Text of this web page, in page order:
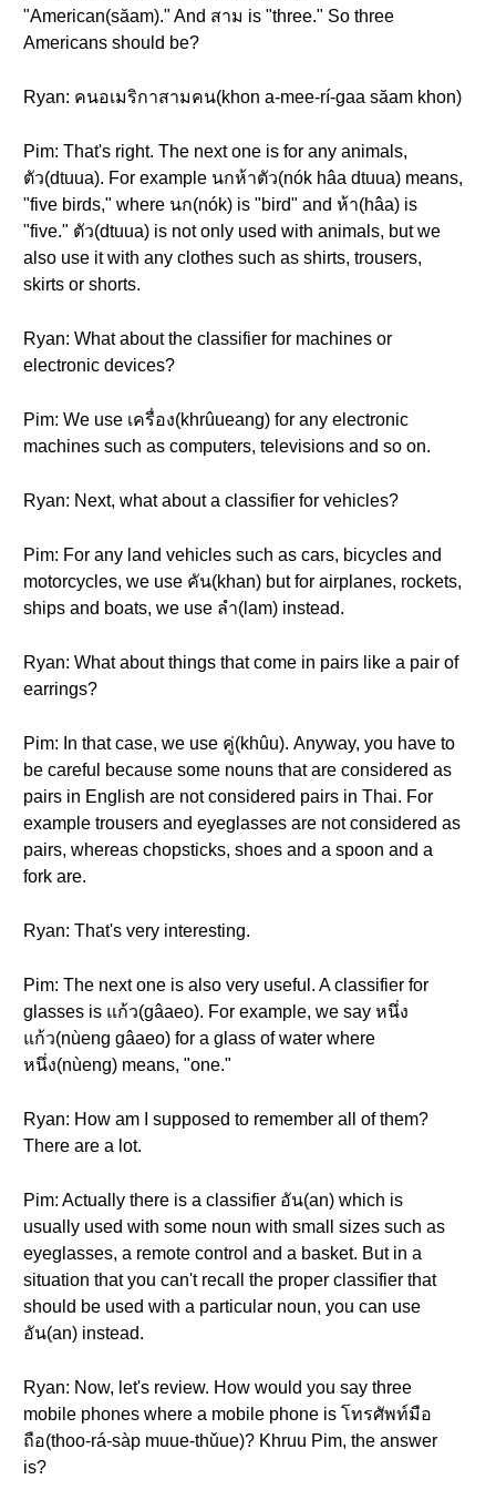
"American(săam)." And สาม is "three." So three
Americans should be?
Ryan: คนอเมริกาสามคน(khon a-mee-rí-gaa săam khon)
Pim: That's right. The next one is for any animals,
ตัว(dtuua). For example นกห้าตัว(nók hâa dtuua) means,
"five birds," where นก(nók) is "bird" and ห้า(hâa) is
"five." ตัว(dtuua) is not only used with animals, but we
also use it with any clothes such as shirts, trousers,
skirts or shorts.
Ryan: What about the classifier for machines or
electronic devices?
Pim: We use เครื่อง(khrûueang) for any electronic
machines such as computers, televisions and so on.
Ryan: Next, what about a classifier for vehicles?
Pim: For any land vehicles such as cars, bicycles and
motorcycles, we use คัน(khan) but for airplanes, rockets,
ships and boats, we use ลำ(lam) instead.
Ryan: What about things that come in pairs like a pair of
earrings?
Pim: In that case, we use คู่(khûu). Anyway, you have to
be careful because some nouns that are considered as
pairs in English are not considered pairs in Thai. For
example trousers and eyeglasses are not considered as
pairs, whereas chopsticks, shoes and a spoon and a
fork are.
Ryan: That's very interesting.
Pim: The next one is also very useful. A classifier for
glasses is แก้ว(gâaeo). For example, we say หนึ่ง
แก้ว(nùeng gâaeo) for a glass of water where
หนึ่ง(nùeng) means, "one."
Ryan: How am I supposed to remember all of them?
There are a lot.
Pim: Actually there is a classifier อัน(an) which is
usually used with some noun with small sizes such as
eyeglasses, a remote control and a basket. But in a
situation that you can't recall the proper classifier that
should be used with a particular noun, you can use
อัน(an) instead.
Ryan: Now, let's review. How would you say three
mobile phones where a mobile phone is โทรศัพท์มือ
ถือ(thoo-rá-sàp muue-thǔue)? Khruu Pim, the answer
is?